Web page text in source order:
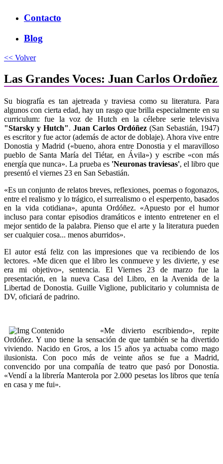
Contacto
Blog
<< Volver
Las Grandes Voces: Juan Carlos Ordoñez
Su biografía es tan ajetreada y traviesa como su literatura. Para
algunos con cierta edad, hay un rasgo que brilla especialmente en su
curriculum: fue la voz de Hutch en la célebre serie televisiva
"Starsky y Hutch". Juan Carlos Ordóñez (San Sebastián, 1947)
es escritor y fue actor (además de actor de doblaje). Ahora vive entre
Donostia y Madrid («bueno, ahora entre Donostia y el maravilloso
pueblo de Santa María del Tiétar, en Ávila») y escribe «con más
energía que nunca». La prueba es 'Neuronas traviesas', el libro que
presentó el viernes 23 en San Sebastián.
«Es un conjunto de relatos breves, reflexiones, poemas o fogonazos,
entre el realismo y lo trágico, el surrealismo o el esperpento, basados
en la vida cotidiana», apunta Ordóñez. «Apuesto por el humor
incluso para contar episodios dramáticos e intento entretener en el
mejor sentido de la palabra. Pienso que el arte y la literatura pueden
ser cualquier cosa... menos aburridos».
El autor está feliz con las impresiones que va recibiendo de los
lectores. «Me dicen que el libro les conmueve y les divierte, y ese
era mi objetivo», sentencia. El Viernes 23 de marzo fue la
presentación, en la nueva Casa del Libro, en la Avenida de la
Libertad de Donostia. Guille Viglione, publicitario y columnista de
DV, oficiará de padrino.
«Me divierto escribiendo», repite
Ordóñez. Y uno tiene la sensación de que también se ha divertido
viviendo. Nacido en Gros, a los 15 años ya actuaba como mago
ilusionista. Con poco más de veinte años se fue a Madrid,
convencido por una compañía de teatro que pasó por Donostia.
«Vendí a la librería Manterola por 2.000 pesetas los libros que tenía
en casa y me fui».